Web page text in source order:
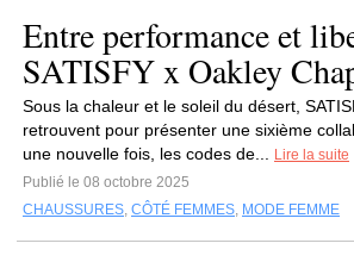
Entre performance et
SATISFY x Oakley
Sous la chaleur et le soleil du désert,
retrouvent pour présenter une sixième
une nouvelle fois, les codes de...
Lire la suite
Publié le 08 octobre 2025
CHAUSSURES, CÔTÉ FEMMES, MODE FEMME